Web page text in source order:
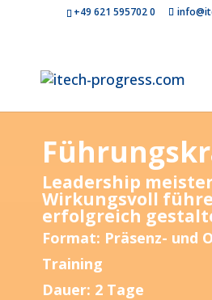
+49 621 595702 0
Leadership
Wirkungsvoll
erfolgreich
Format: Präsenz- und
Training
Dauer: 2 Tage